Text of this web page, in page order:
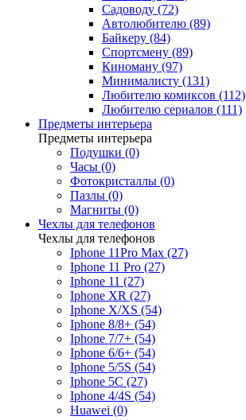
Садоводу (72)
Автолюбителю (89)
Байкеру (84)
Спортсмену (89)
Киноману (97)
Минималисту (131)
Любителю комиксов (112)
Любителю сериалов (111)
Предметы интерьера
Предметы интерьера
Подушки (0)
Часы (0)
Фотокристаллы (0)
Пазлы (0)
Магниты (0)
Чехлы для телефонов
Чехлы для телефонов
Iphone 11Pro Max (27)
Iphone 11 Pro (27)
Iphone 11 (27)
Iphone XR (27)
Iphone X/XS (54)
Iphone 8/8+ (54)
Iphone 7/7+ (54)
Iphone 6/6+ (54)
Iphone 5/5S (54)
Iphone 5C (27)
Iphone 4/4S (54)
Huawei (0)